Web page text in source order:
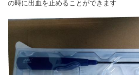
の時に出血を止めることができます